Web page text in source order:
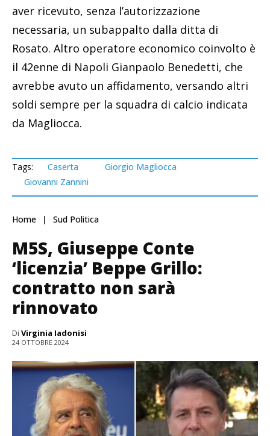
aver ricevuto, senza l’autorizzazione
necessaria, un subappalto dalla ditta di
Rosato. Altro operatore economico coinvolto è
il 42enne di Napoli Gianpaolo Benedetti, che
avrebbe avuto un affidamento, versando altri
soldi sempre per la squadra di calcio indicata
da Magliocca.
Tags: Caserta
Giorgio Magliocca
Giovanni Zannini
Home Sud Politica
M5S, Giuseppe Conte
‘licenzia’ Beppe Grillo:
contratto non sarà
rinnovato
Di Virginia Iadonisi
24 OTTOBRE 2024